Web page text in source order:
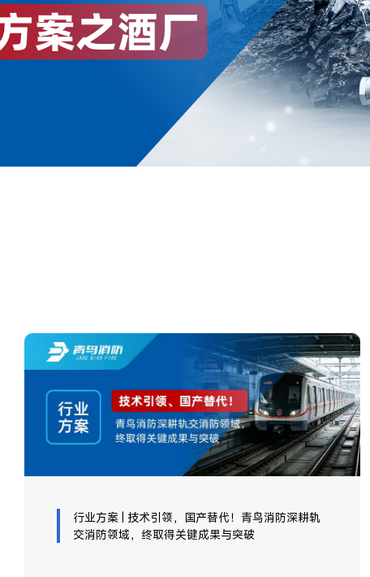
行业方案 | 技术引领，国产替代！青鸟消防深耕轨
交消防领域，终取得关键成果与突破